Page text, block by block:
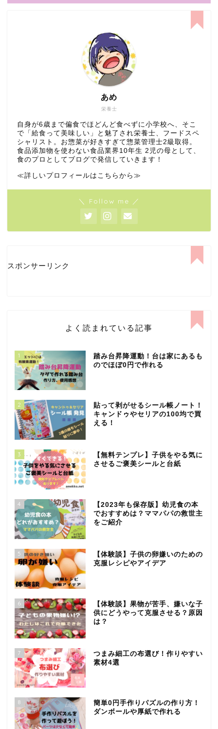
栄養士
あめ
自身が6歳まで偏食でほどんど食べずに小学校へ、そこ
で「給食って美味しい」と魅了され栄養士、フードスペ
シャリスト。お惣菜が好きすぎて惣菜管理士2級取得。
食品添加物を使わない食品業界10年生 2児の母として、
食のプロとしてブログで発信していきます！
≪詳しいプロフィールはこちらから≫
＼ Follow me ／
スポンサーリンク
よく読まれている記事
1
踏み台昇降運動！台は家にあるも
のでほぼ0円で作れる
2
貼って剥がせるシール帳ノート！
キャンドゥやセリアの100均で買
える！
3
【無料テンプレ】子供をやる気に
させるご褒美シールと台紙
4
【2023年も保存版】幼児食の本
でおすすめは？ママパパの救世主
をご紹介
5
【体験談】子供の卵嫌いのための
克服レシピやアイデア
6
【体験談】果物が苦手、嫌いな子
供にどうやって克服させる？原因
は？
7
つまみ細工の布選び！作りやすい
素材4選
8
簡単0円手作りパズルの作り方！
ダンボールや厚紙で作れる